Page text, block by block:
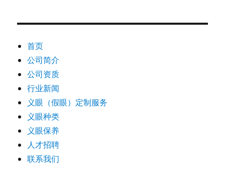
首页
公司简介
公司资质
行业新闻
义眼（假眼）定制服务
义眼种类
义眼保养
人才招聘
联系我们